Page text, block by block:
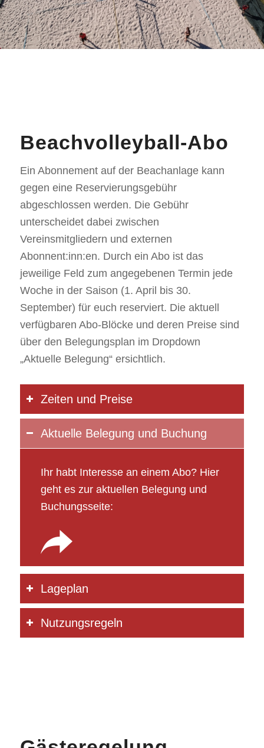
Beachvolleyball-Abo
Ein Abonnement auf der Beachanlage kann
gegen eine Reservierungsgebühr
abgeschlossen werden. Die Gebühr
unterscheidet dabei zwischen
Vereinsmitgliedern und externen
Abonnent:inn:en. Durch ein Abo ist das
jeweilige Feld zum angegebenen Termin jede
Woche in der Saison (1. April bis 30.
September) für euch reserviert. Die aktuell
verfügbaren Abo-Blöcke und deren Preise sind
über den Belegungsplan im Dropdown
„Aktuelle Belegung“ ersichtlich.
Zeiten und Preise
Aktuelle Belegung und Buchung
Ihr habt Interesse an einem Abo? Hier
geht es zur aktuellen Belegung und
Buchungsseite:
Lageplan
Nutzungsregeln